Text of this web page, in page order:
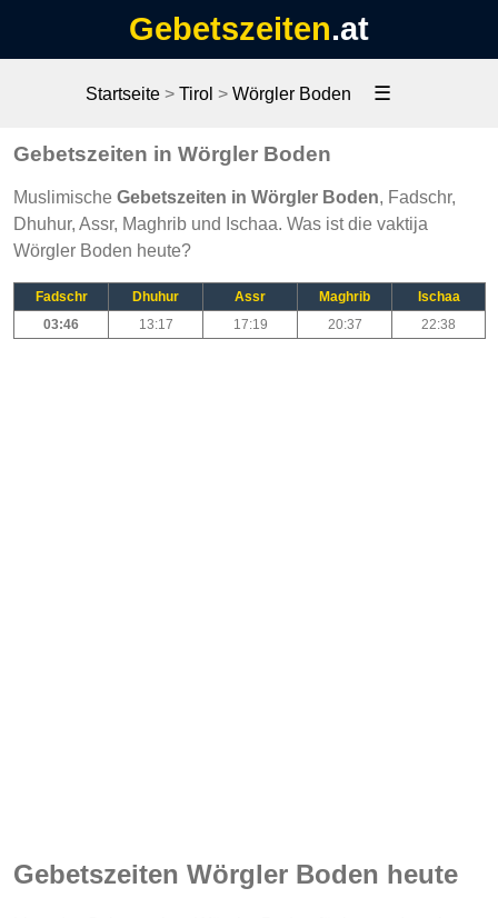
Gebetszeiten.at
Startseite> Tirol > Wörgler Boden ☰
Gebetszeiten in Wörgler Boden
Muslimische Gebetszeiten in Wörgler Boden, Fadschr,
Dhuhur, Assr, Maghrib und Ischaa. Was ist die vaktija
Wörgler Boden heute?
Fadschr Dhuhur Assr Maghrib
Ischaa
03:46
13:17 17:19 20:37 22:38
Gebetszeiten Wörgler Boden heute